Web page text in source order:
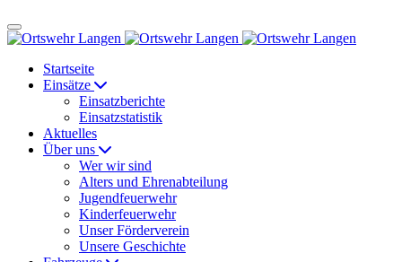
Startseite
Einsätze
Einsatzberichte
Einsatzstatistik
Aktuelles
Über uns
Wer wir sind
Alters und Ehrenabteilung
Jugendfeuerwehr
Kinderfeuerwehr
Unser Förderverein
Unsere Geschichte